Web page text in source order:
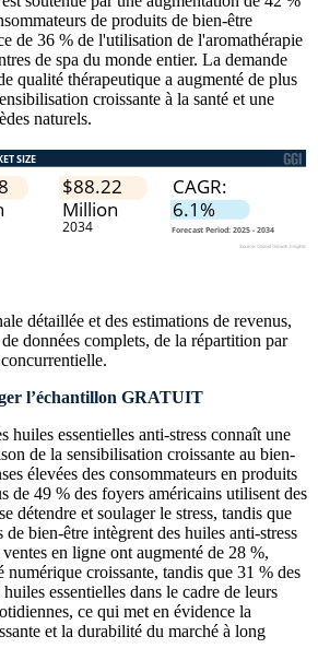
de produits de bien-être
de 36 % de l'utilisation de l'aromathérapie
de spa du monde entier. La demande
qualité thérapeutique a augmenté de plus
croissante à la santé et une
naturels.
détaillée et des estimations de revenus,
données complets, de la répartition par
.
l’échantillon GRATUIT
huiles essentielles anti-stress connaît une
de la sensibilisation croissante au bien-
élevées des consommateurs en produits
de 49 % des foyers américains utilisent des
détendre et soulager le stress, tandis que
de bien-être intègrent des huiles anti-stress
en ligne ont augmenté de 28 %,
numérique croissante, tandis que 31 % des
essentielles dans le cadre de leurs
ce qui met en évidence la
et la durabilité du marché à long